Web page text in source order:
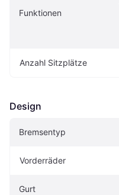
Funktionen
Anzahl Sitzplätze
Design
Bremsentyp
Vorderräder
Gurt